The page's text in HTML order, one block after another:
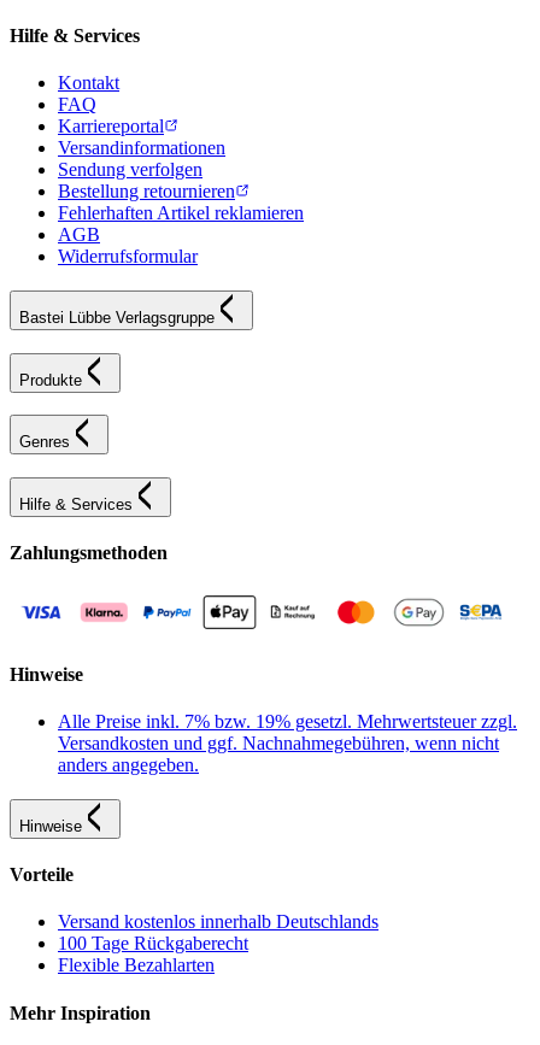
Hilfe & Services
Kontakt
FAQ
Karriereportal
Versandinformationen
Sendung verfolgen
Bestellung retournieren
Fehlerhaften Artikel reklamieren
AGB
Widerrufsformular
Bastei Lübbe Verlagsgruppe
Produkte
Genres
Hilfe & Services
Zahlungsmethoden
Hinweise
Alle Preise inkl. 7% bzw. 19% gesetzl. Mehrwertsteuer zzgl.
Versandkosten und ggf. Nachnahmegebühren, wenn nicht
anders angegeben.
Hinweise
Vorteile
Versand kostenlos innerhalb Deutschlands
100 Tage Rückgaberecht
Flexible Bezahlarten
Mehr Inspiration